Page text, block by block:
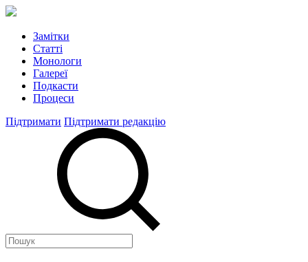
Замітки
Статті
Монологи
Галереї
Подкасти
Процеси
Підтримати Підтримати редакцію